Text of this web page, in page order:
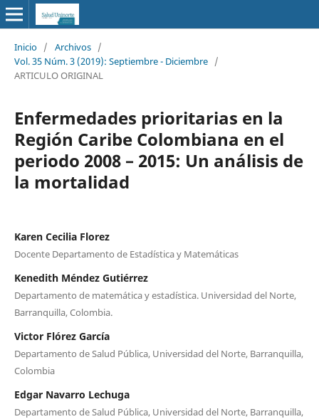
Inicio / Archivos /
Vol. 35 Núm. 3 (2019): Septiembre - Diciembre /
ARTICULO ORIGINAL
Enfermedades prioritarias en la
Región Caribe Colombiana en el
periodo 2008 – 2015: Un análisis de
la mortalidad
Karen Cecilia Florez
Docente Departamento de Estadística y Matemáticas
Kenedith Méndez Gutiérrez
Departamento de matemática y estadística. Universidad del Norte,
Barranquilla, Colombia.
Victor Flórez García
Departamento de Salud Pública, Universidad del Norte, Barranquilla,
Colombia
Edgar Navarro Lechuga
Departamento de Salud Pública, Universidad del Norte, Barranquilla,